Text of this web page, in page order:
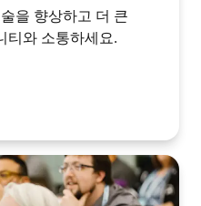
을 향상하고 더 큰
티와 소통하세요.